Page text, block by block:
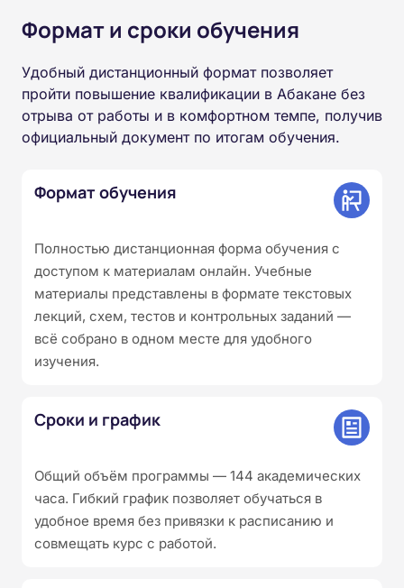
Формат и сроки обучения
Удобный дистанционный формат позволяет
пройти повышение квалификации в Абакане без
отрыва от работы и в комфортном темпе, получив
официальный документ по итогам обучения.
Формат обучения
Полностью дистанционная форма обучения с
доступом к материалам онлайн. Учебные
материалы представлены в формате текстовых
лекций, схем, тестов и контрольных заданий —
всё собрано в одном месте для удобного
изучения.
Сроки и график
Общий объём программы — 144 академических
часа. Гибкий график позволяет обучаться в
удобное время без привязки к расписанию и
совмещать курс с работой.